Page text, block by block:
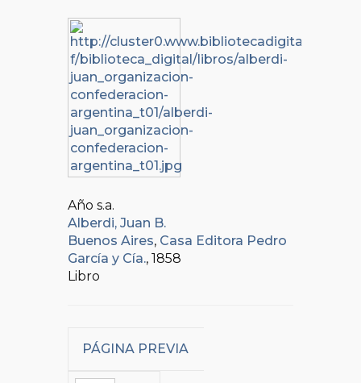
Año s.a.
Alberdi, Juan B.
Buenos Aires, Casa Editora Pedro
García y Cía., 1858
Libro
PÁGINA PREVIA